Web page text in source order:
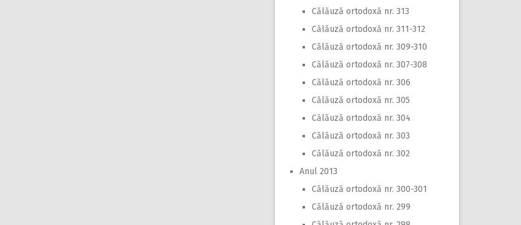
Călăuză ortodoxă nr. 313
Călăuză ortodoxă nr. 311-312
Călăuză ortodoxă nr. 309-310
Călăuză ortodoxă nr. 307-308
Călăuză ortodoxă nr. 306
Călăuză ortodoxă nr. 305
Călăuză ortodoxă nr. 304
Călăuză ortodoxă nr. 303
Călăuză ortodoxă nr. 302
Anul 2013
Călăuză ortodoxă nr. 300-301
Călăuză ortodoxă nr. 299